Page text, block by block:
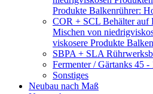
Produkte Balkenrührer:
COR + SCL Behälter auf
Mischen von
viskosere Produkte
SBPA + SLA
Fermenter / Gärtanks 45 -
Sonstiges
Neubau nach Maß